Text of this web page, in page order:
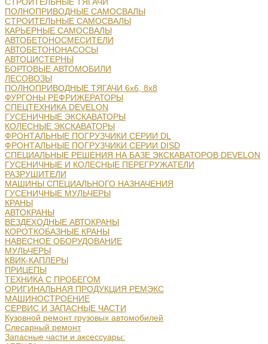
ПОЛНОПРИВОДНЫЕ САМОСВАЛЫ
СТРОИТЕЛЬНЫЕ САМОСВАЛЫ
КАРЬЕРНЫЕ САМОСВАЛЫ
АВТОБЕТОНОСМЕСИТЕЛИ
АВТОБЕТОНОНАСОСЫ
АВТОЦИСТЕРНЫ
БОРТОВЫЕ АВТОМОБИЛИ
ЛЕСОВОЗЫ
ПОЛНОПРИВОДНЫЕ ТЯГАЧИ 6х6, 8х8
ФУРГОНЫ РЕФРИЖЕРАТОРЫ
СПЕЦТЕХНИКА DEVELON
ГУСЕНИЧНЫЕ ЭКСКАВАТОРЫ
КОЛЕСНЫЕ ЭКСКАВАТОРЫ
ФРОНТАЛЬНЫЕ ПОГРУЗЧИКИ СЕРИИ DL
ФРОНТАЛЬНЫЕ ПОГРУЗЧИКИ СЕРИИ DISD
СПЕЦИАЛЬНЫЕ РЕШЕНИЯ НА БАЗЕ ЭКСКАВАТОРОВ DEVELON
ГУСЕНИЧНЫЕ И КОЛЕСНЫЕ ПЕРЕГРУЖАТЕЛИ
РАЗРУШИТЕЛИ
МАШИНЫ СПЕЦИАЛЬНОГО НАЗНАЧЕНИЯ
ГУСЕНИЧНЫЕ МУЛЬЧЕРЫ
КРАНЫ
АВТОКРАНЫ
ВЕЗДЕХОДНЫЕ АВТОКРАНЫ
КОРОТКОБАЗНЫЕ КРАНЫ
НАВЕСНОЕ ОБОРУДОВАНИЕ
МУЛЬЧЕРЫ
КВИК-КАПЛЕРЫ
ПРИЦЕПЫ
ТЕХНИКА С ПРОБЕГОМ
ОРИГИНАЛЬНАЯ ПРОДУКЦИЯ РЕМЭКС
МАШИНОСТРОЕНИЕ
СЕРВИС И ЗАПАСНЫЕ ЧАСТИ
Кузовной ремонт грузовых автомобилей
Слесарный ремонт
Запасные части и аксессуары: